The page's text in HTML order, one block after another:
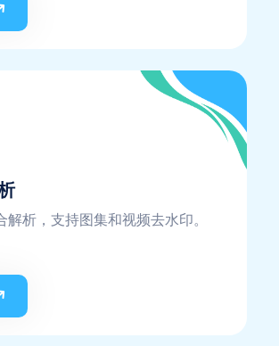
解析，支持图集和视频去水印。